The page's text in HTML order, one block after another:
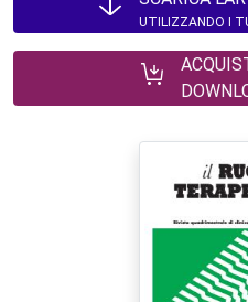
UTILIZZANDO I